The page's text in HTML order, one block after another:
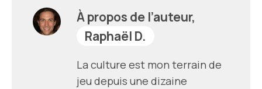
À propos de l’auteur,
Raphaël D.
La culture est mon terrain de
jeu depuis une dizaine